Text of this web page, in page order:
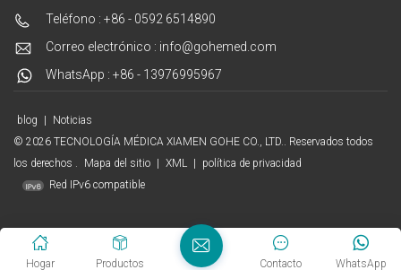
Teléfono : +86 - 0592 6514890
Correo electrónico : info@gohemed.com
WhatsApp : +86 - 13976995967
blog |
Noticias
© 2026 TECNOLOGÍA MÉDICA XIAMEN GOHE CO., LTD.. Reservados todos
los derechos .
Mapa del sitio | XML |
política de privacidad
Red IPv6 compatible
Hogar Productos WhatsApp
Contacto